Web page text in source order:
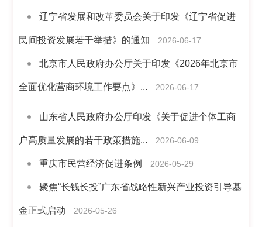
辽宁省发展和改革委员会关于印发《辽宁省促进
民间投资发展若干举措》的通知 2026-06-17
北京市人民政府办公厅关于印发《2026年北京市
全面优化营商环境工作要点》... 2026-06-17
山东省人民政府办公厅印发《关于促进个体工商
户高质量发展的若干政策措施... 2026-06-09
重庆市民营经济促进条例 2026-05-29
聚焦“长钱长投”广东省战略性新兴产业投资引导基
金正式启动 2026-05-26